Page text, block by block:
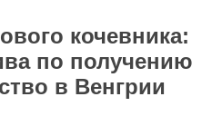
кочевника:
по получению
в Венгрии